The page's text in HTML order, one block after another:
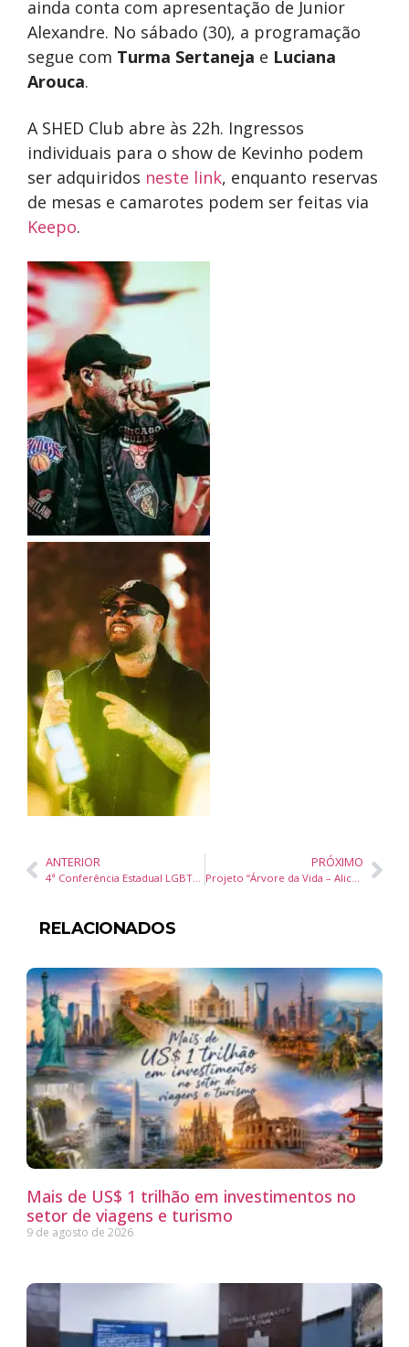
ainda conta com apresentação de Junior
Alexandre. No sábado (30), a programação
segue com Turma Sertaneja e Luciana
Arouca.
A SHED Club abre às 22h. Ingressos
individuais para o show de Kevinho podem
ser adquiridos neste link, enquanto reservas
de mesas e camarotes podem ser feitas via
Keepo.
ANTERIOR
4ª Conferência Estadual LGBTQIA+ de Santa Catarina será híbrida nos dias 30 e 31 de agosto
PRÓXIMO
Projeto “Árvore da Vida – Alicerce do Futuro” é destaque na Rádio Conceição FM e marca legado cultural em Balneário Camboriú
RELACIONADOS
Mais de US$ 1 trilhão em investimentos no
setor de viagens e turismo
9 de agosto de 2026